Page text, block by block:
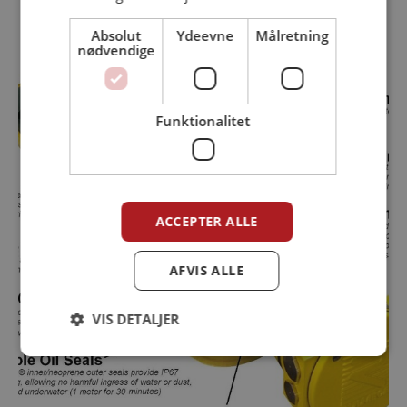
Absolut
nødvendige
Ydeevne Målretning
Funktionalitet
ACCEPTER ALLE
AFVIS ALLE
VIS DETALJER